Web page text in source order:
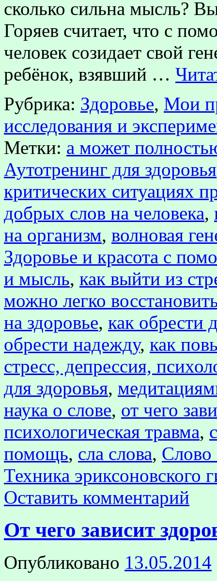
сколько сильна мысль?
Горяев считает, что с
человек созидает свой
ребёнок, взявший …
Рубрика: Здоровье, Мои
исследования и
Метки: а может
Аутотренинг для здоровья
критических ситуациях
добрых слов на человека,
на организм, волновая
Здоровье и красота с
и мысль, как выйти из
можно легко
на здоровье, как обрести
обрести надежду, как
стресс, депрессия,
для здоровья,
наука о слове, от чего
психологическая травма,
помощь, сла слова, Слово
Техника эриксоновского
Оставить комментарий
От чего зависит
Опубликовано 13.05.2014